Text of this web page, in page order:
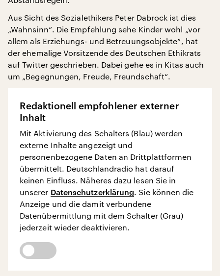
Aus Sicht des Sozialethikers Peter Dabrock ist dies
„Wahnsinn“. Die Empfehlung sehe Kinder wohl „vor
allem als Erziehungs- und Betreuungsobjekte“, hat
der ehemalige Vorsitzende des Deutschen Ethikrats
auf Twitter geschrieben. Dabei gehe es in Kitas auch
um „Begegnungen, Freude, Freundschaft“.
Redaktionell empfohlener externer
Inhalt
Mit Aktivierung des Schalters (Blau) werden
externe Inhalte angezeigt und
personenbezogene Daten an Drittplattformen
übermittelt. Deutschlandradio hat darauf
keinen Einfluss. Näheres dazu lesen Sie in
unserer Datenschutzerklärung. Sie können die
Anzeige und die damit verbundene
Datenübermittlung mit dem Schalter (Grau)
jederzeit wieder deaktivieren.